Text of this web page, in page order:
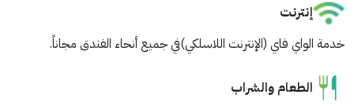
إنترنت
خدمة الواي فاي (الإنترنت اللاسلكي)في جميع أنحاء الفندق مجاناً.
الطعام والشراب